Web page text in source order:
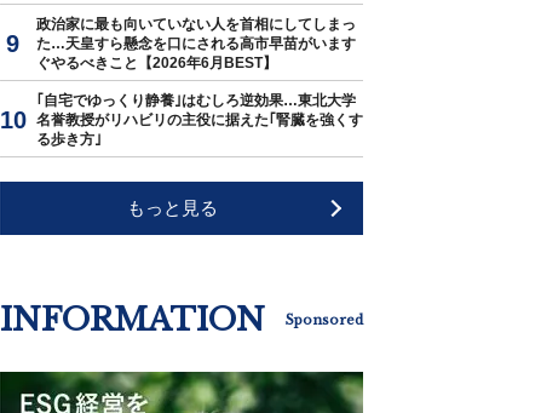
政治家に最も向いていない人を首相にしてしまっ
た…天皇すら懸念を口にされる高市早苗がいます
ぐやるべきこと【2026年6月BEST】
｢自宅でゆっくり静養｣はむしろ逆効果…東北大学
名誉教授がリハビリの主役に据えた｢腎臓を強くす
る歩き方｣
もっと見る
INFORMATION Sponsored